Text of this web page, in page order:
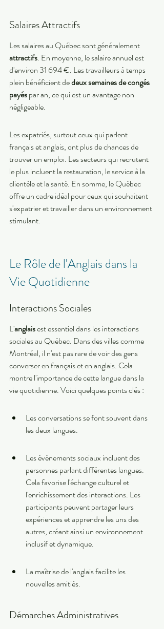
Salaires Attractifs
Les salaires au Québec sont généralement
attractifs. En moyenne, le salaire annuel est
d'environ 31 694 €. Les travailleurs à temps
plein bénéficient de deux semaines de congés
payés par an, ce qui est un avantage non
négligeable.
Les expatriés, surtout ceux qui parlent
français et anglais, ont plus de chances de
trouver un emploi. Les secteurs qui recrutent
le plus incluent la restauration, le service à la
clientèle et la santé. En somme, le Québec
offre un cadre idéal pour ceux qui souhaitent
s'expatrier et travailler dans un environnement
stimulant.
Le Rôle de l'Anglais dans la
Vie Quotidienne
Interactions Sociales
L'anglais est essentiel dans les interactions
sociales au Québec. Dans des villes comme
Montréal, il n'est pas rare de voir des gens
converser en français et en anglais. Cela
montre l'importance de cette langue dans la
vie quotidienne. Voici quelques points clés :
Les conversations se font souvent dans
les deux langues.
Les événements sociaux incluent des
personnes parlant différentes langues.
Cela favorise l'échange culturel et
l'enrichissement des interactions. Les
participants peuvent partager leurs
expériences et apprendre les uns des
autres, créant ainsi un environnement
inclusif et dynamique.
La maîtrise de l'anglais facilite les
nouvelles amitiés.
Démarches Administratives